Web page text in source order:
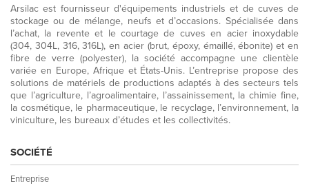
Arsilac est fournisseur d'équipements industriels et de cuves de
stockage ou de mélange, neufs et d’occasions. Spécialisée dans
l’achat, la revente et le courtage de cuves en acier inoxydable
(304, 304L, 316, 316L), en acier (brut, époxy, émaillé, ébonite) et en
fibre de verre (polyester), la société accompagne une clientèle
variée en Europe, Afrique et États-Unis. L’entreprise propose des
solutions de matériels de productions adaptés à des secteurs tels
que l’agriculture, l’agroalimentaire, l’assainissement, la chimie fine,
la cosmétique, le pharmaceutique, le recyclage, l’environnement, la
viniculture, les bureaux d’études et les collectivités.
SOCIÉTÉ
Entreprise